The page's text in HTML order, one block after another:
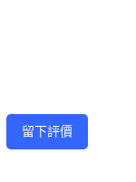
留下評價